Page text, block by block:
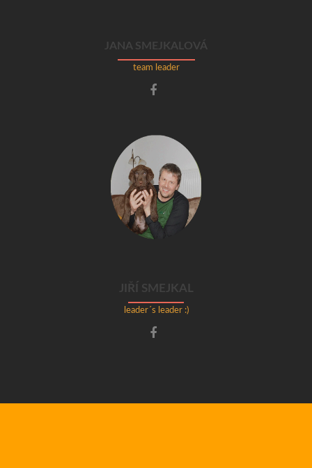
JANA SMEJKALOVÁ
team leader
JIŘÍ SMEJKAL
leader´s leader :)